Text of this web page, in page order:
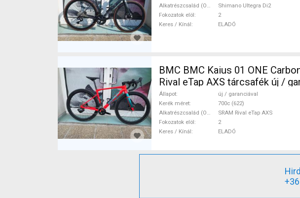
Alkatrészcsalád (Outi)
Shimano Ultegra Di2
Fokozatok elöl
2
Keres / Kínál
ELADÓ
BMC BMC Kaius 01 ONE Carbon Sram
Rival eTap AXS tárcsafék új /
Állapot
új / garanciával
Kerék méret
700c (622)
Alkatrészcsalád (Outi)
SRAM Rival eTap AXS
Fokozatok elöl
2
Keres / Kínál
ELADÓ